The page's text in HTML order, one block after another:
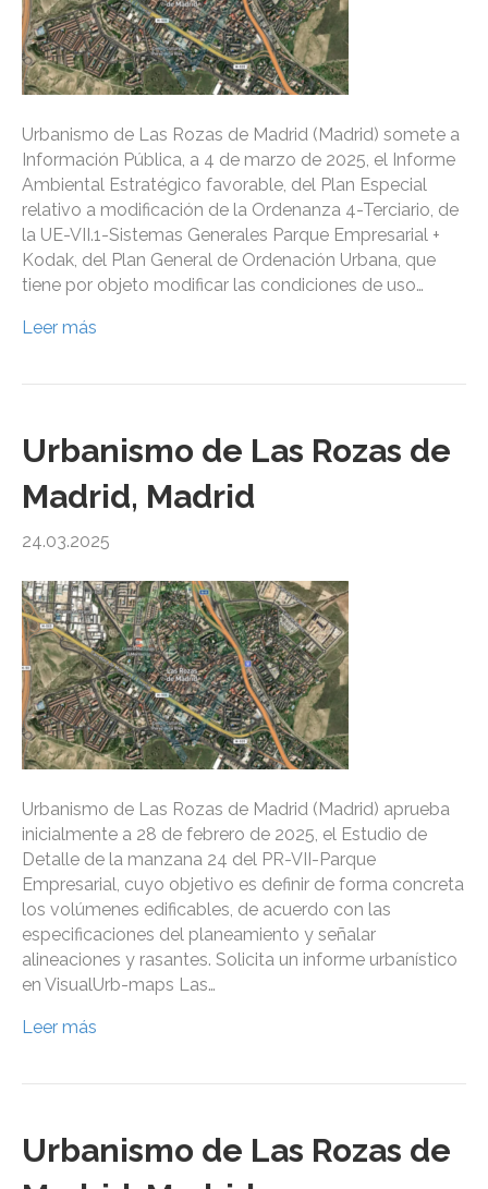
Urbanismo de Las Rozas de Madrid (Madrid) somete a
Información Pública, a 4 de marzo de 2025, el Informe
Ambiental Estratégico favorable, del Plan Especial
relativo a modificación de la Ordenanza 4-Terciario, de
la UE-VII.1-Sistemas Generales Parque Empresarial +
Kodak, del Plan General de Ordenación Urbana, que
tiene por objeto modificar las condiciones de uso…
Leer más
Urbanismo de Las Rozas de
Madrid, Madrid
24.03.2025
Urbanismo de Las Rozas de Madrid (Madrid) aprueba
inicialmente a 28 de febrero de 2025, el Estudio de
Detalle de la manzana 24 del PR-VII-Parque
Empresarial, cuyo objetivo es definir de forma concreta
los volúmenes edificables, de acuerdo con las
especificaciones del planeamiento y señalar
alineaciones y rasantes. Solicita un informe urbanístico
en VisualUrb-maps Las…
Leer más
Urbanismo de Las Rozas de